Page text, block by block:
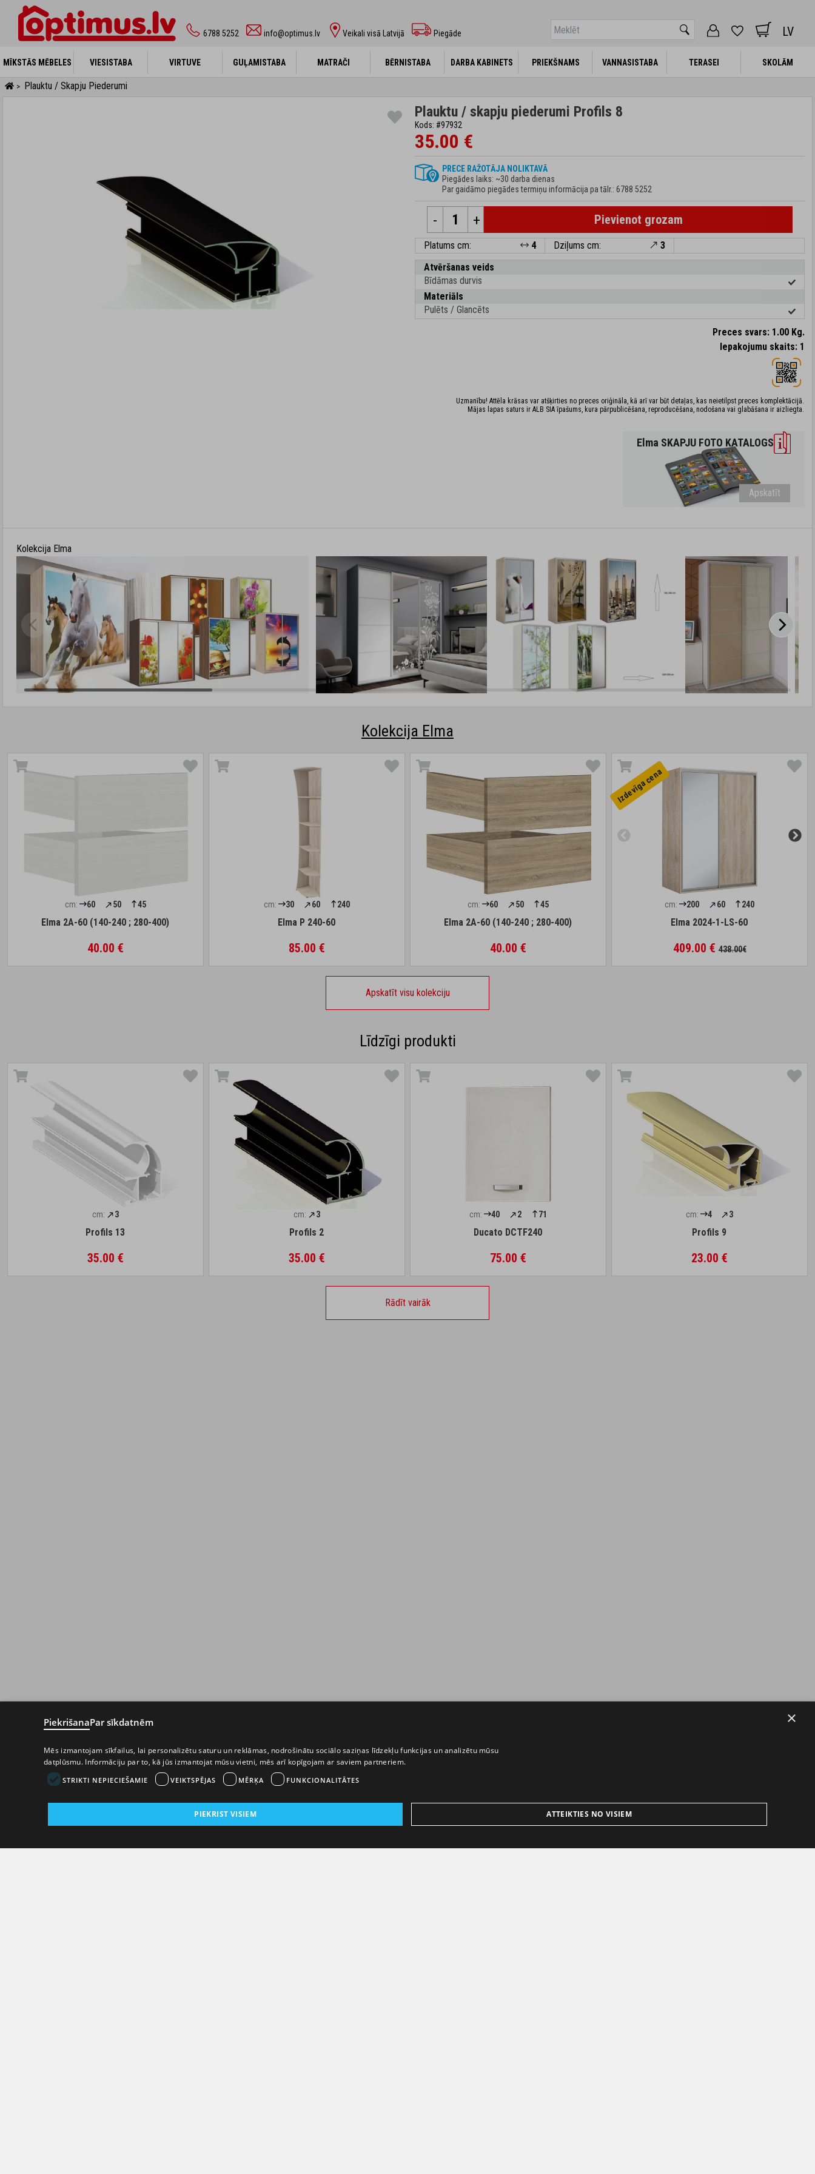
6788 5252 info@optimus.lv Veikali visā Latvijā Piegāde LV
MĪKSTĀS MĒBELES VIESISTABA VIRTUVE GUĻAMISTABA MATRAČI BĒRNISTABA DARBA KABINETS PRIEKŠNAMS VANNASISTABA TERASEI SKOLĀM
MĪKSTĀS MĒBELES VIESISTABA VIRTUVE GUĻAMISTABA MATRAČI BĒRNISTABA DARBA KABINETS PRIEKŠNAMS VANNASISTABA TERASEI SKOLĀM
> Plauktu / Skapju Piederumi
Plauktu / skapju piederumi Profils 8
Kods: #97932
35.00 €
PRECE RAŽOTĀJA NOLIKTAVĀ
Piegādes laiks: ~30 darba dienas
Par gaidāmo piegādes termiņu informācija pa tālr.: 6788 5252
- + Pievienot grozam
Platums cm: 4 Dziļums cm:
3
Atvēršanas veids
Bīdāmas durvis
Materiāls
Pulēts / Glancēts
Preces svars: 1.00 Kg.
Iepakojumu skaits: 1
Uzmanību! Attēla krāsas var atšķirties no preces oriģināla, kā arī var būt detaļas, kas neietilpst preces komplektācijā.
Mājas lapas saturs ir ALB SIA īpašums, kura pārpublicēšana, reproducēšana, nodošana vai glabāšana ir aizliegta.
Elma SKAPJU FOTO KATALOGS
Apskatīt
Kolekcija Elma
Kolekcija Elma
cm: 60 50 45
Elma 2A-60 (140-240 ; 280-400)
40.00 €
cm: 30 60 240
Elma P 240-60
85.00 €
cm: 60 50 45
Elma 2A-60 (140-240 ; 280-400)
40.00 €
Izdevīga cena
cm: 200 60 240
Elma 2024-1-LS-60
409.00 €438.00€
Apskatīt visu kolekciju
Līdzīgi produkti
cm: 3
Profils 13
35.00 €
cm: 3
Profils 2
35.00 €
cm: 40 2 71
Ducato DCTF240
75.00 €
cm: 4 3
Profils 9
23.00 €
Rādīt vairāk
×
PiekrišanaPar sīkdatnēm
Mēs izmantojam sīkfailus, lai personalizētu saturu un reklāmas, nodrošinātu sociālo saziņas līdzekļu funkcijas un analizētu mūsu
datplūsmu. Informāciju par to, kā jūs izmantojat mūsu vietni, mēs arī kopīgojam ar saviem partneriem.
STRIKTI NEPIECIEŠAMIE VEIKTSPĒJAS MĒRĶA FUNKCIONALITĀTES
PIEKRIST VISIEM ATTEIKTIES NO VISIEM